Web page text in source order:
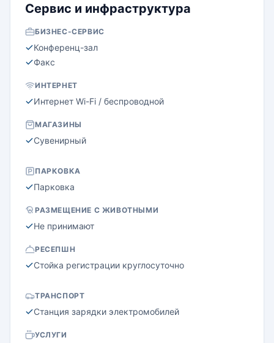
Сервис и инфраструктура
БИЗНЕС-СЕРВИС
Конференц-зал
Факс
ИНТЕРНЕТ
Интернет Wi-Fi / беспроводной
МАГАЗИНЫ
Сувенирный
ПАРКОВКА
Парковка
РАЗМЕЩЕНИЕ С ЖИВОТНЫМИ
Не принимают
РЕСЕПШН
Стойка регистрации круглосуточно
ТРАНСПОРТ
Станция зарядки электромобилей
УСЛУГИ